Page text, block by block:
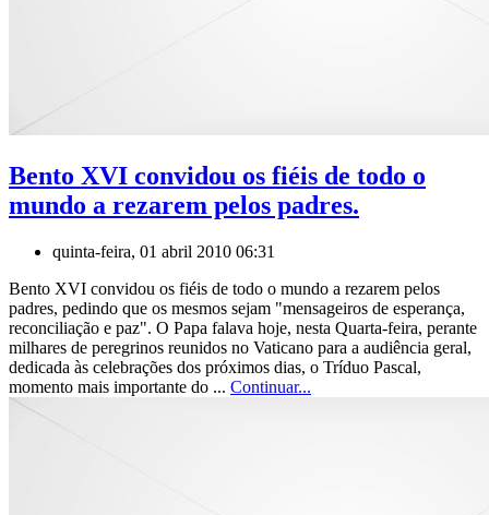
Bento XVI convidou os fiéis de todo o
mundo a rezarem pelos padres.
quinta-feira, 01 abril 2010 06:31
Bento XVI convidou os fiéis de todo o mundo a rezarem pelos
padres, pedindo que os mesmos sejam "mensageiros de esperança,
reconciliação e paz". O Papa falava hoje, nesta Quarta-feira, perante
milhares de peregrinos reunidos no Vaticano para a audiência geral,
dedicada às celebrações dos próximos dias, o Tríduo Pascal,
momento mais importante do ... Continuar...